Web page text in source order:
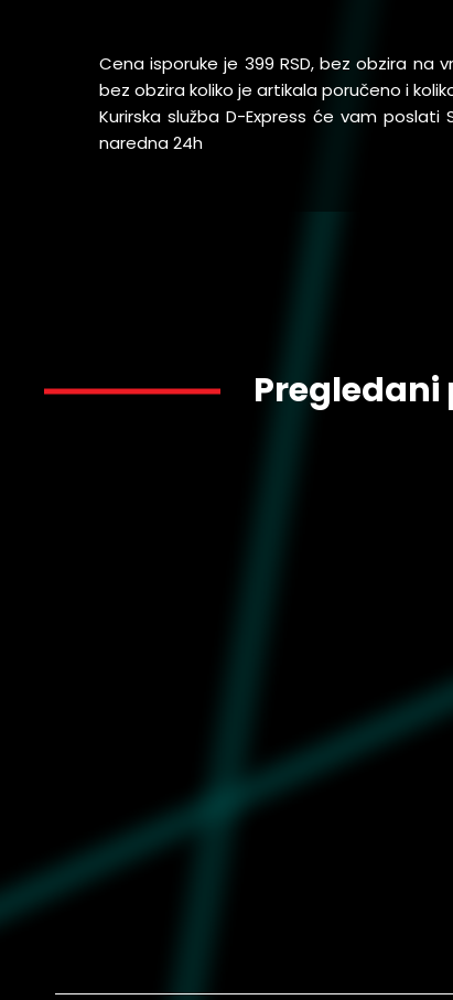
Cena isporuke je 399 RSD, bez obzira na
bez obzira koliko je artikala poručeno i
Kurirska služba D-Express će vam
naredna 24h
Pregledani